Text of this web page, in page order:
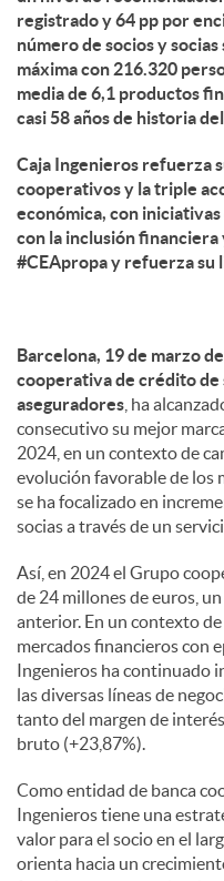
registrado y 64 pp por
número de socios y
máxima con 216.320
media de 6,1 productos
casi 58 años de historia
Caja Ingenieros refuerza
cooperativos y la triple
económica, con
con la inclusión
#CEApropa y refuerza su
Barcelona, 19 de marzo
cooperativa de crédito
aseguradores , ha
consecutivo su mejor
2024, en un contexto de
evolución favorable de los
se ha focalizado en
socias a través de un
Así, en 2024 el Grupo
de 24 millones de euros,
anterior. En un contexto
mercados financieros con
Ingenieros ha continuado
las diversas líneas de
tanto del margen de
bruto (+23,87%).
Como entidad de banca
Ingenieros tiene una
valor para el socio en el
orienta hacia un